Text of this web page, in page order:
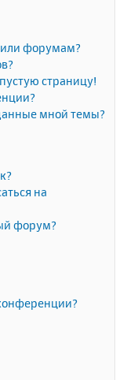
форумам?
страницу!
мной темы?
на
форум?